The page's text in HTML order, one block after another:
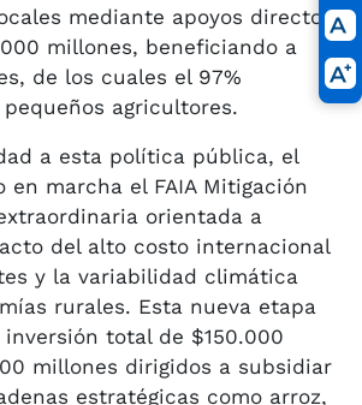
mediante apoyos directos
millones, beneficiando a
de los cuales el 97%
agricultores.
a esta política pública, el
en marcha el FAIA Mitigación
orientada a
del alto costo internacional
y la variabilidad climática
rurales. Esta nueva etapa
total de $150.000
millones dirigidos a subsidiar
estratégicas como arroz,